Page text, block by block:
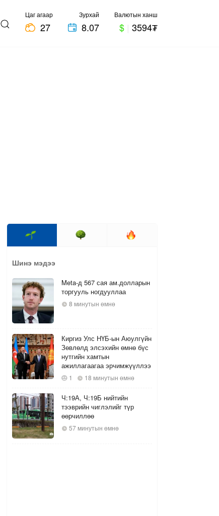
Цаг агаар
27
Зурхай
8.07
Валютын ханш
$ | 3594₮
Шинэ мэдээ
Meta-д 567 сая ам.долларын
торгууль ногдууллаа
8 минутын өмнө
Киргиз Улс НҮБ-ын Аюулгүйн
Зөвлөлд элсэхийн өмнө бүс
нутгийн хамтын
ажиллагаагаа эрчимжүүллээ
1 18 минутын өмнө
Ч:19А, Ч:19Б нийтийн
тээврийн чиглэлийг түр
өөрчиллөө
57 минутын өмнө